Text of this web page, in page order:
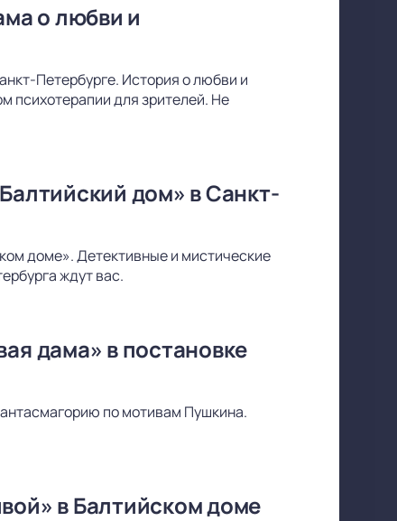
о любви и
Петербурге. История о любви и
психотерапии для зрителей. Не
дом» в Санкт-
доме». Детективные и мистические
ждут вас.
дама» в постановке
по мотивам Пушкина.
в Балтийском доме